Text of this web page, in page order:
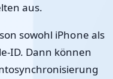
aus.
sowohl iPhone als
ID. Dann können